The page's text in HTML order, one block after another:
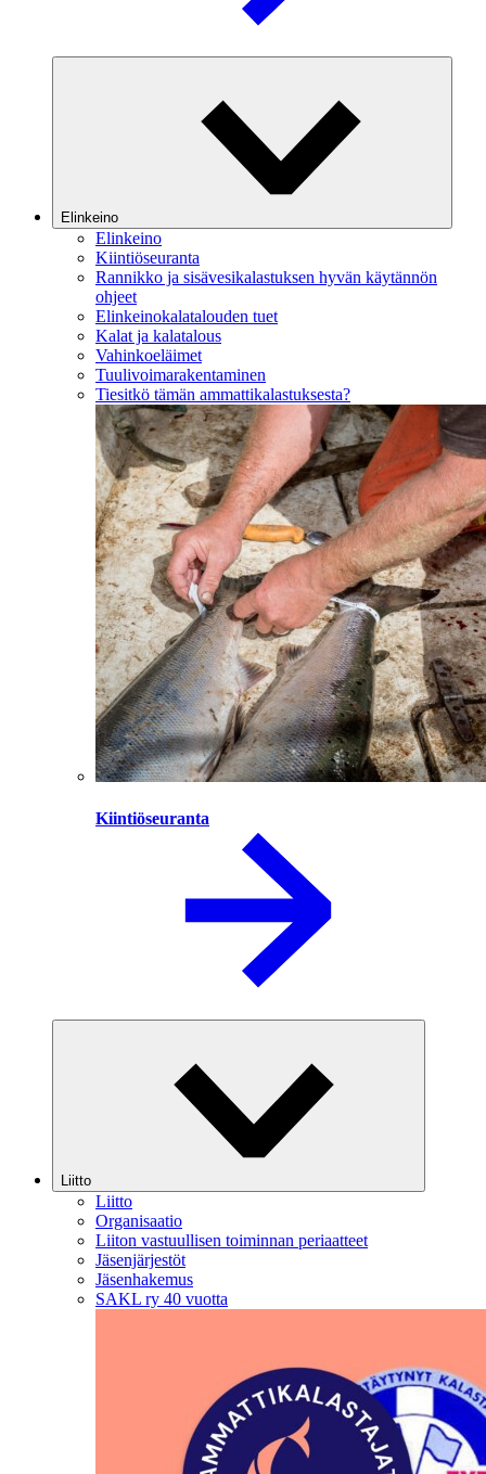
Elinkeino
Elinkeino
Kiintiöseuranta
Rannikko ja sisävesikalastuksen hyvän käytännön
ohjeet
Elinkeinokalatalouden tuet
Kalat ja kalatalous
Vahinkoeläimet
Tuulivoimarakentaminen
Tiesitkö tämän ammattikalastuksesta?
Kiintiöseuranta
Liitto
Liitto
Organisaatio
Liiton vastuullisen toiminnan periaatteet
Jäsenjärjestöt
Jäsenhakemus
SAKL ry 40 vuotta